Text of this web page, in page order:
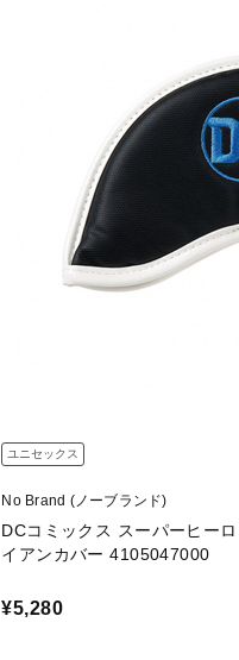
ユニセックス
No Brand (ノーブランド)
DCコミックス スーパーヒー
イアンカバー 4105047000
¥5,280